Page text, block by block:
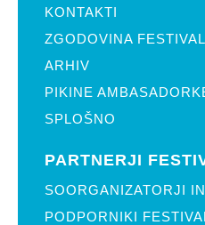
KONTAKTI
ZGODOVINA
ARHIV
PIKINE
SPLOŠNO
PARTNERJI
SOORGANIZATORJI
PODPORNIKI